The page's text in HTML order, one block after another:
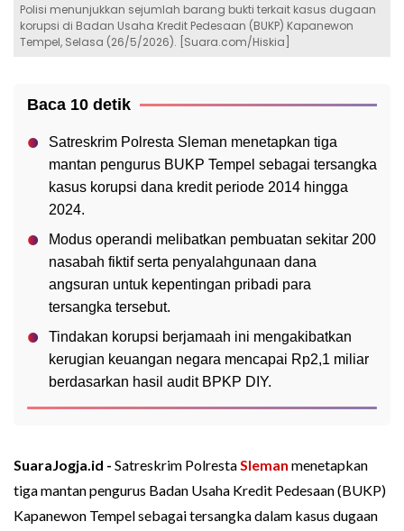
Polisi menunjukkan sejumlah barang bukti terkait kasus dugaan
korupsi di Badan Usaha Kredit Pedesaan (BUKP) Kapanewon
Tempel, Selasa (26/5/2026). [Suara.com/Hiskia]
Baca 10 detik
Satreskrim Polresta Sleman menetapkan tiga
mantan pengurus BUKP Tempel sebagai tersangka
kasus korupsi dana kredit periode 2014 hingga
2024.
Modus operandi melibatkan pembuatan sekitar 200
nasabah fiktif serta penyalahgunaan dana
angsuran untuk kepentingan pribadi para
tersangka tersebut.
Tindakan korupsi berjamaah ini mengakibatkan
kerugian keuangan negara mencapai Rp2,1 miliar
berdasarkan hasil audit BPKP DIY.
SuaraJogja.id - Satreskrim PolrestaSleman menetapkan
tiga mantan pengurus Badan Usaha Kredit Pedesaan (BUKP)
Kapanewon Tempel sebagai tersangka dalam kasus dugaan